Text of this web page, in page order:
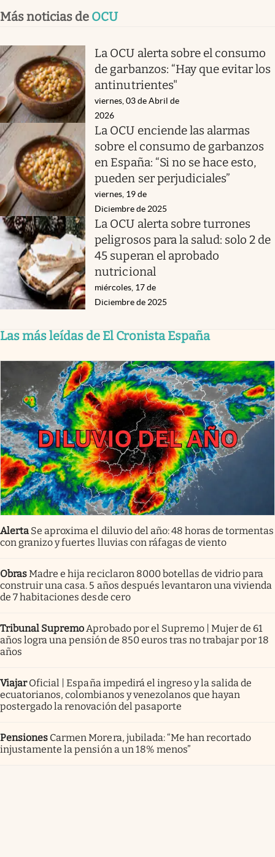
Más noticias de OCU
La OCU alerta sobre el consumo
de garbanzos: “Hay que evitar los
antinutrientes"
viernes, 03 de Abril de
2026
La OCU enciende las alarmas
sobre el consumo de garbanzos
en España: “Si no se hace esto,
pueden ser perjudiciales”
viernes, 19 de
Diciembre de 2025
La OCU alerta sobre turrones
peligrosos para la salud: solo 2 de
45 superan el aprobado
nutricional
miércoles, 17 de
Diciembre de 2025
Las más leídas de El Cronista España
Alerta Se aproxima el diluvio del año: 48 horas de tormentas
con granizo y fuertes lluvias con ráfagas de viento
ObrasMadre e hija reciclaron 8000 botellas de vidrio para
construir una casa. 5 años después levantaron una vivienda
de 7 habitaciones desde cero
Tribunal Supremo Aprobado por el Supremo | Mujer de 61
años logra una pensión de 850 euros tras no trabajar por 18
años
Viajar Oficial | España impedirá el ingreso y la salida de
ecuatorianos, colombianos y venezolanos que hayan
postergado la renovación del pasaporte
Pensiones Carmen Morera, jubilada: “Me han recortado
injustamente la pensión a un 18% menos”